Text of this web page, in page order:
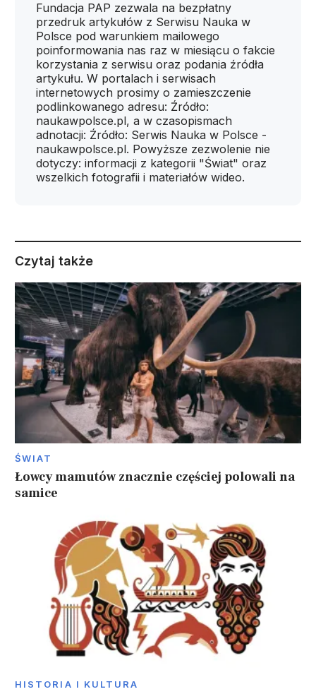
Fundacja PAP zezwala na bezpłatny
przedruk artykułów z Serwisu Nauka w
Polsce pod warunkiem mailowego
poinformowania nas raz w miesiącu o fakcie
korzystania z serwisu oraz podania źródła
artykułu. W portalach i serwisach
internetowych prosimy o zamieszczenie
podlinkowanego adresu: Źródło:
naukawpolsce.pl, a w czasopismach
adnotacji: Źródło: Serwis Nauka w Polsce -
naukawpolsce.pl. Powyższe zezwolenie nie
dotyczy: informacji z kategorii "Świat" oraz
wszelkich fotografii i materiałów wideo.
Czytaj także
ŚWIAT
Łowcy mamutów znacznie częściej polowali na
samice
HISTORIA I KULTURA